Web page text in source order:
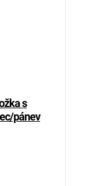
s
pánev